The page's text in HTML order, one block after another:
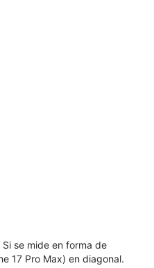
se mide en forma de
17 Pro Max) en diagonal.